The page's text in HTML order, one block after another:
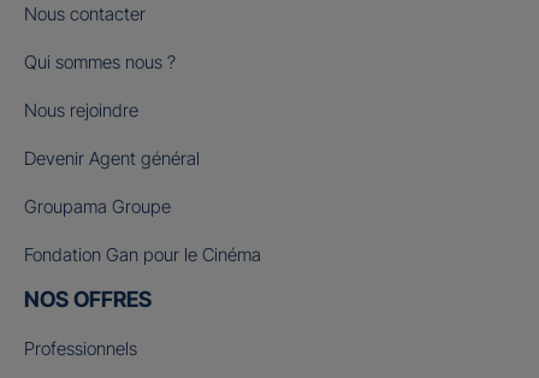
Nous contacter
Qui sommes nous ?
Nous rejoindre
Devenir Agent général
Groupama Groupe
Fondation Gan pour le Cinéma
NOS OFFRES
Professionnels